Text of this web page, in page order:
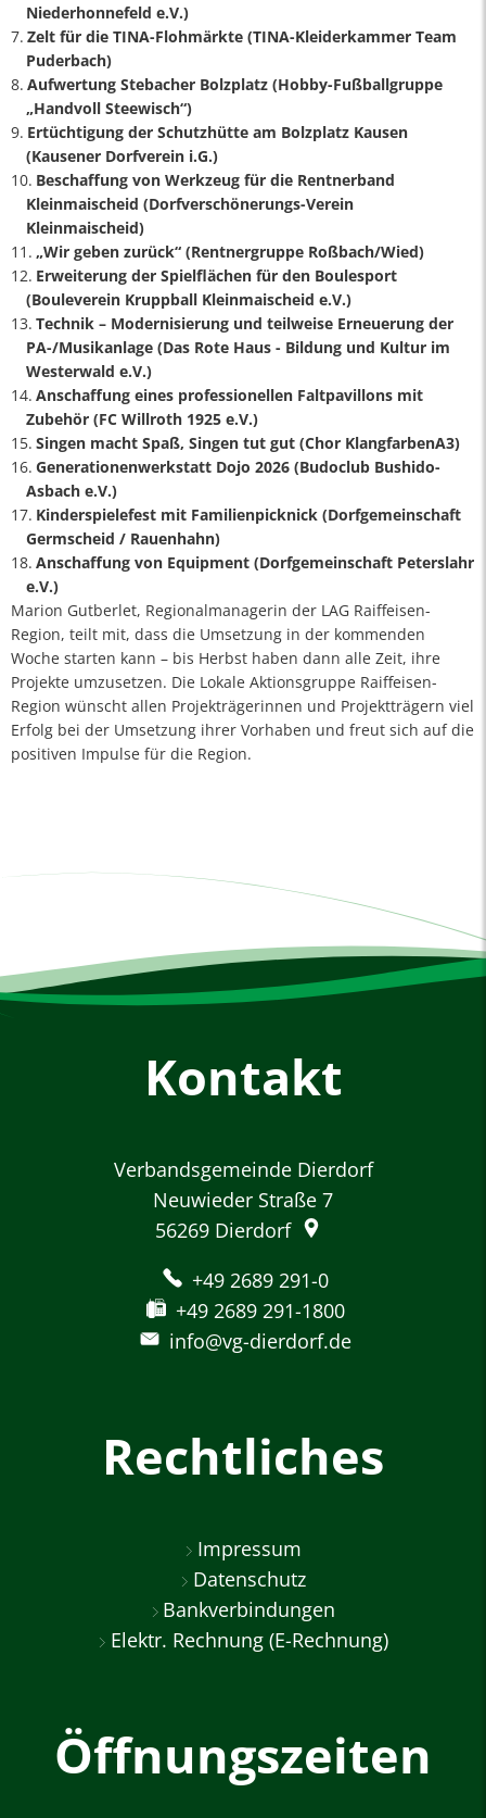
Niederhonnefeld e.V.)
Zelt für die TINA-Flohmärkte (TINA-Kleiderkammer Team
Puderbach)
Aufwertung Stebacher Bolzplatz (Hobby-Fußballgruppe
„Handvoll Steewisch“)
Ertüchtigung der Schutzhütte am Bolzplatz Kausen
(Kausener Dorfverein i.G.)
Beschaffung von Werkzeug für die Rentnerband
Kleinmaischeid (Dorfverschönerungs-Verein
Kleinmaischeid)
„Wir geben zurück“ (Rentnergruppe Roßbach/Wied)
Erweiterung der Spielflächen für den Boulesport
(Bouleverein Kruppball Kleinmaischeid e.V.)
Technik – Modernisierung und teilweise Erneuerung der
PA-/Musikanlage (Das Rote Haus - Bildung und Kultur im
Westerwald e.V.)
Anschaffung eines professionellen Faltpavillons mit
Zubehör (FC Willroth 1925 e.V.)
Singen macht Spaß, Singen tut gut (Chor KlangfarbenA3)
Generationenwerkstatt Dojo 2026 (Budoclub Bushido-
Asbach e.V.)
Kinderspielefest mit Familienpicknick (Dorfgemeinschaft
Germscheid / Rauenhahn)
Anschaffung von Equipment (Dorfgemeinschaft Peterslahr
e.V.)
Marion Gutberlet, Regionalmanagerin der LAG Raiffeisen-
Region, teilt mit, dass die Umsetzung in der kommenden
Woche starten kann – bis Herbst haben dann alle Zeit, ihre
Projekte umzusetzen. Die Lokale Aktionsgruppe Raiffeisen-
Region wünscht allen Projekträgerinnen und Projektträgern viel
Erfolg bei der Umsetzung ihrer Vorhaben und freut sich auf die
positiven Impulse für die Region.
Kontakt
Verbandsgemeinde Dierdorf
Neuwieder Straße 7
56269 Dierdorf
+49 2689 291-0
+49 2689 291-1800
info@vg-dierdorf.de
Rechtliches
Impressum
Datenschutz
Bankverbindungen
Elektr. Rechnung (E-Rechnung)
Öffnungszeiten